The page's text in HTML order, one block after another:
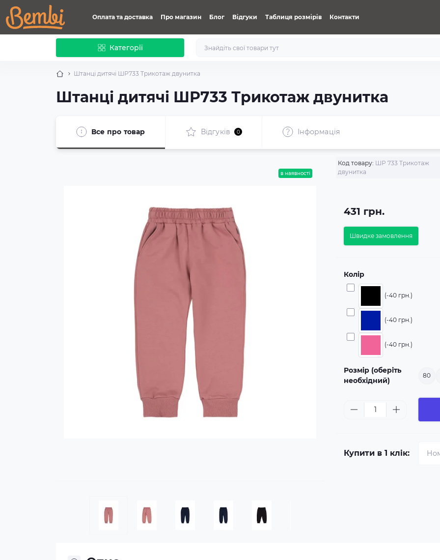
Оплата та доставка Про магазин Блог Відгуки Таблиця розмірів Контакти
Категорії
Штанці дитячі ШР733 Трикотаж двунитка
Штанці дитячі ШР733 Трикотаж двунитка
Все про товар Відгуків 0 Iнформація
в наявності
Код товару: ШР 733 Трикотаж
двунитка
431 грн.
Швидке замовлення
Колір
(-40 грн.)
(-40 грн.)
(-40 грн.)
Розмір (оберіть
необхідний)
80
Купити в 1 клік: